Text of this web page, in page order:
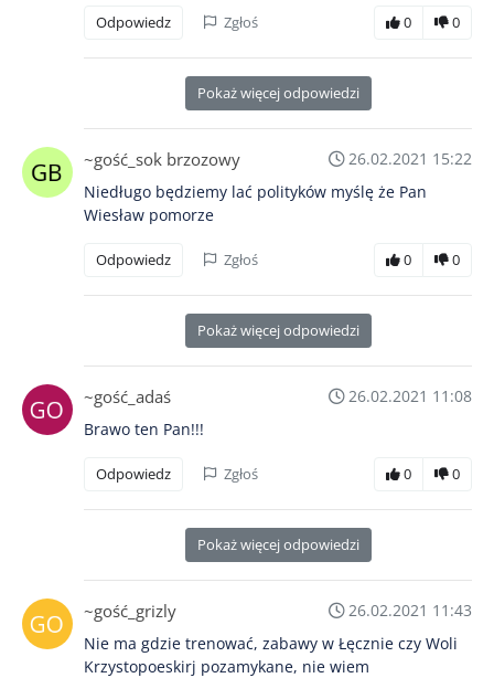
Odpowiedz Zgłoś 0 0
Pokaż więcej odpowiedzi
~gość_sok brzozowy
26.02.2021 15:22
Niedługo będziemy lać polityków myślę że Pan
Wiesław pomorze
Odpowiedz Zgłoś 0 0
Pokaż więcej odpowiedzi
~gość_adaś
26.02.2021 11:08
Brawo ten Pan!!!
Odpowiedz Zgłoś 0 0
Pokaż więcej odpowiedzi
~gość_grizly
26.02.2021 11:43
Nie ma gdzie trenować, zabawy w Łęcznie czy Woli
Krzystopoeskirj pozamykane, nie wiem